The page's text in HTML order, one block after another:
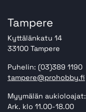
Tampere
Kyttälänkatu 14
33100 Tampere
Puhelin: (03)389 1190
tampere@prohobby.fi
Myymälän aukioloajat:
Ark. klo 11.00-18.00